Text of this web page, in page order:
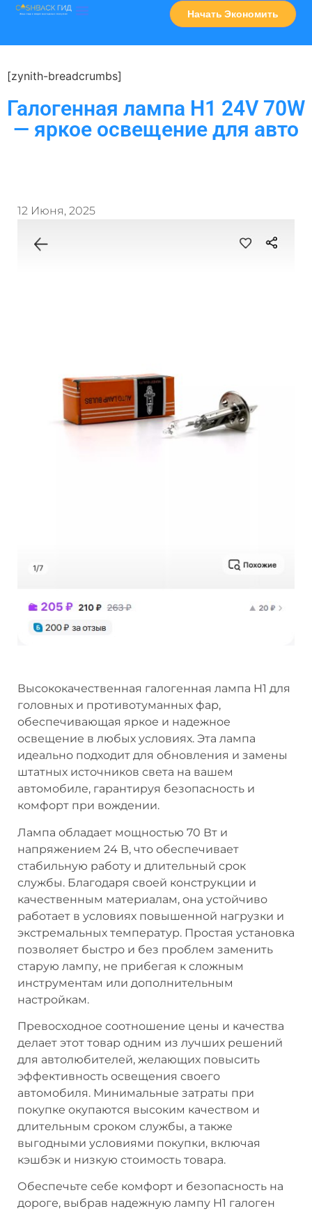
Начать Экономить
[zynith-breadcrumbs]
Галогенная лампа H1 24V 70W
— яркое освещение для авто
12 Июня, 2025
Высококачественная галогенная лампа H1 для
головных и противотуманных фар,
обеспечивающая яркое и надежное
освещение в любых условиях. Эта лампа
идеально подходит для обновления и замены
штатных источников света на вашем
автомобиле, гарантируя безопасность и
комфорт при вождении.
Лампа обладает мощностью 70 Вт и
напряжением 24 В, что обеспечивает
стабильную работу и длительный срок
службы. Благодаря своей конструкции и
качественным материалам, она устойчиво
работает в условиях повышенной нагрузки и
экстремальных температур. Простая установка
позволяет быстро и без проблем заменить
старую лампу, не прибегая к сложным
инструментам или дополнительным
настройкам.
Превосходное соотношение цены и качества
делает этот товар одним из лучших решений
для автолюбителей, желающих повысить
эффективность освещения своего
автомобиля. Минимальные затраты при
покупке окупаются высоким качеством и
длительным сроком службы, а также
выгодными условиями покупки, включая
кэшбэк и низкую стоимость товара.
Обеспечьте себе комфорт и безопасность на
дороге, выбрав надежную лампу H1 галоген